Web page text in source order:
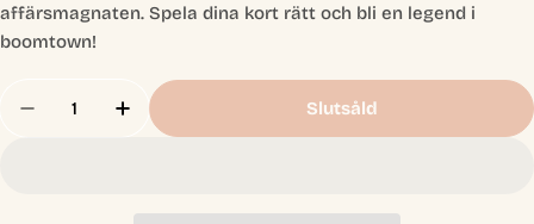
affärsmagnaten. Spela dina kort rätt och bli en legend i
boomtown!
Minska Antal För Tiny Epic Western
Öka Antal För Tiny Epic Western
Slutsåld